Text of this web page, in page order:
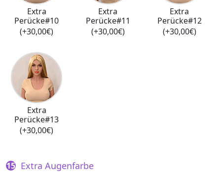
Extra
Perücke#10
(+30,00€)
Extra
Perücke#11
(+30,00€)
Extra
Perücke#12
(+30,00€)
Extra
Perücke#13
(+30,00€)
Extra Augenfarbe